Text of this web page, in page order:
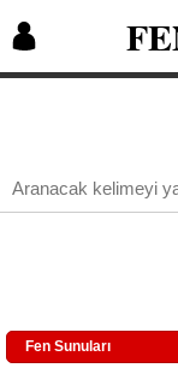
Fen Sunuları